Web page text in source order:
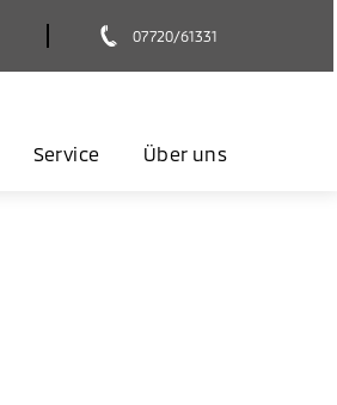
07720/61331
Service Über uns